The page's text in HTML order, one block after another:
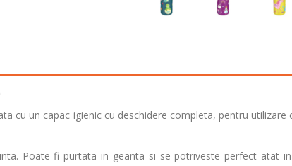
.
cu un capac igienic cu deschidere completa, pentru utilizare
Poate fi purtata in geanta si se potriveste perfect atat in